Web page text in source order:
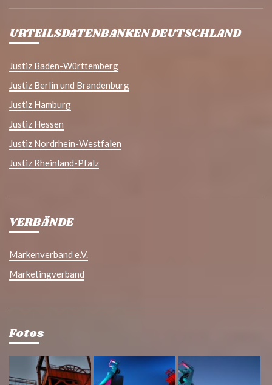
URTEILSDATENBANKEN DEUTSCHLAND
Justiz Baden-Württemberg
Justiz Berlin und Brandenburg
Justiz Hamburg
Justiz Hessen
Justiz Nordrhein-Westfalen
Justiz Rheinland-Pfalz
VERBÄNDE
Markenverband e.V.
Marketingverband
Fotos